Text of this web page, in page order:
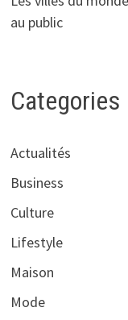
au public
Categories
Actualités
Business
Culture
Lifestyle
Maison
Mode